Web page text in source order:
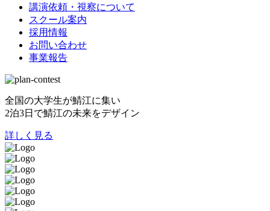
講演依頼・視察について
スクール案内
採用情報
お問い合わせ
事業報告
全国の大学生が鯖江に集い
2泊3日で鯖江の未来をデザイン
詳しく見る